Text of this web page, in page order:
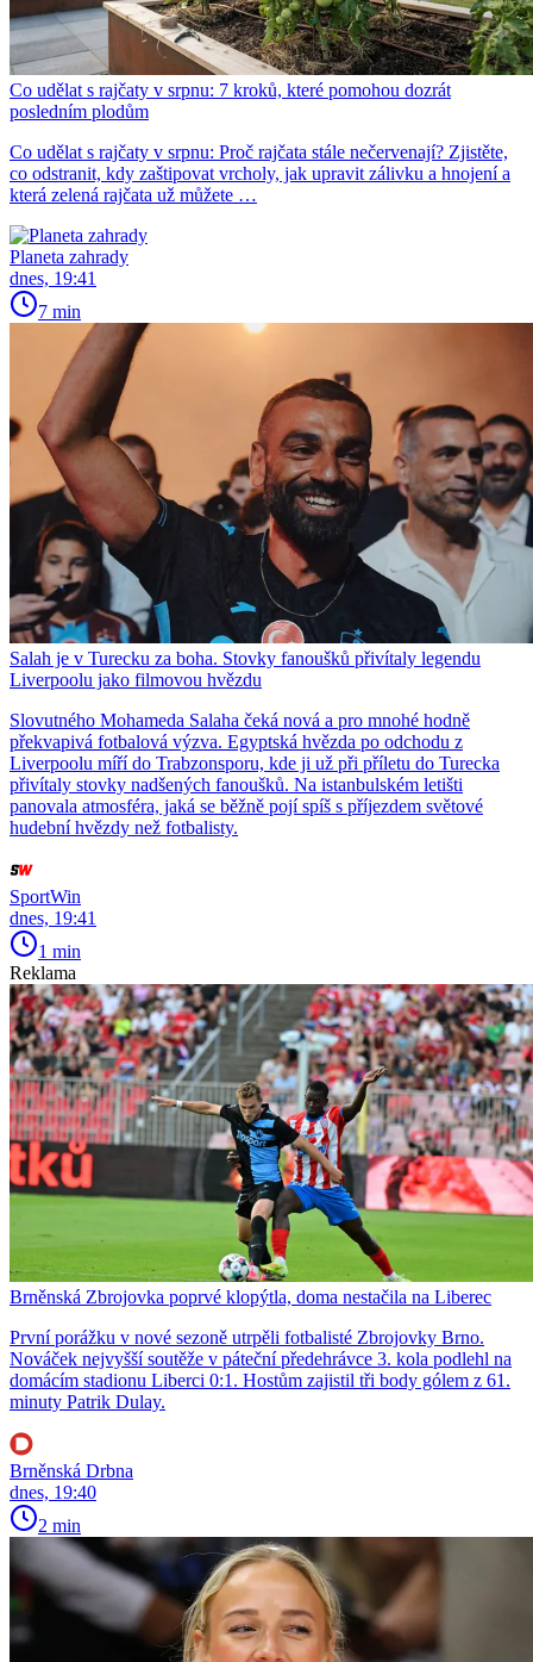
Co udělat s rajčaty v srpnu: 7 kroků, které pomohou dozrát
posledním plodům
Co udělat s rajčaty v srpnu: Proč rajčata stále nečervenají? Zjistěte,
co odstranit, kdy zaštipovat vrcholy, jak upravit zálivku a hnojení a
která zelená rajčata už můžete …
Planeta zahrady
dnes, 19:41
7 min
Salah je v Turecku za boha. Stovky fanoušků přivítaly legendu
Liverpoolu jako filmovou hvězdu
Slovutného Mohameda Salaha čeká nová a pro mnohé hodně
překvapivá fotbalová výzva. Egyptská hvězda po odchodu z
Liverpoolu míří do Trabzonsporu, kde ji už při příletu do Turecka
přivítaly stovky nadšených fanoušků. Na istanbulském letišti
panovala atmosféra, jaká se běžně pojí spíš s příjezdem světové
hudební hvězdy než fotbalisty.
SportWin
dnes, 19:41
1 min
Reklama
Brněnská Zbrojovka poprvé klopýtla, doma nestačila na Liberec
První porážku v nové sezoně utrpěli fotbalisté Zbrojovky Brno.
Nováček nejvyšší soutěže v páteční předehrávce 3. kola podlehl na
domácím stadionu Liberci 0:1. Hostům zajistil tři body gólem z 61.
minuty Patrik Dulay.
Brněnská Drbna
dnes, 19:40
2 min